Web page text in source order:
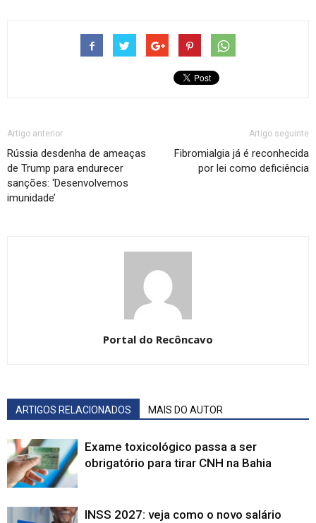
Artigo anterior
Rússia desdenha de ameaças
de Trump para endurecer
sanções: ‘Desenvolvemos
imunidade’
Artigo seguinte
Fibromialgia já é reconhecida
por lei como deficiência
Portal do Recôncavo
ARTIGOS RELACIONADOS MAIS DO AUTOR
Exame toxicológico passa a ser
obrigatório para tirar CNH na Bahia
INSS 2027: veja como o novo salário